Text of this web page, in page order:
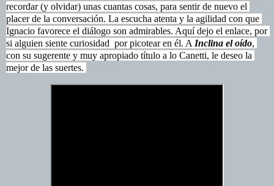
recordar (y olvidar) unas cuantas cosas, para sentir de nuevo el
placer de la conversación. La escucha atenta y la agilidad con que
Ignacio favorece el diálogo son admirables. Aquí dejo el enlace, por
si alguien siente curiosidad  por picotear en él. A Inclina el oído,
con su sugerente y muy apropiado título a lo Canetti, le deseo la
mejor de las suertes.